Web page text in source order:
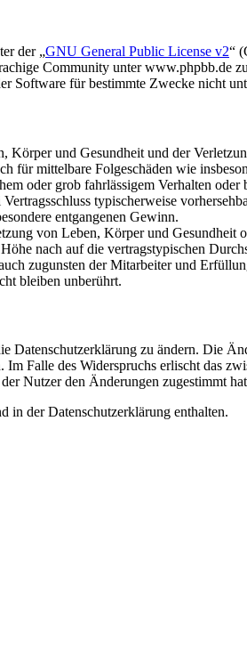
der „GNU General Public License v2“
Community unter
Software für bestimmte Zwecke nicht
Körper und Gesundheit und der
für mittelbare Folgeschäden wie
oder grob fahrlässigem Verhalten
typischerweise
entgangenen Gewinn.
von Leben, Körper und Gesundheit
nach auf die vertragstypischen
zugunsten der Mitarbeiter und
bleiben unberührt.
Datenschutzerklärung zu ändern. Die
Falle des Widerspruchs erlischt das
Nutzer den Änderungen zugestimmt
in der Datenschutzerklärung enthalten.